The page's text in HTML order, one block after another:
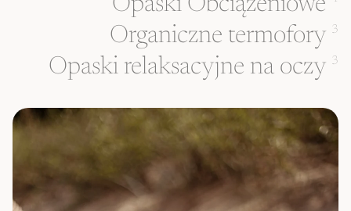
Organiczne termofory 3
Opaski relaksacyjne na oczy 3